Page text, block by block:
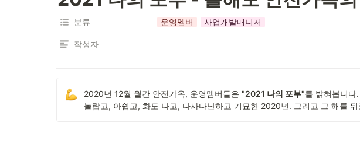
분류 운영멤버 사업개발매니저
작성자
2020년 12월 월간 안전가옥, 운영멤버들은 "2021 나의 포부"를 밝혀봅니다.
놀랍고, 아쉽고, 화도 나고, 다사다난하고 기묘한 2020년. 그리고 그 해를